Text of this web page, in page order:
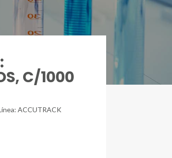
C/1000
ACCUTRACK